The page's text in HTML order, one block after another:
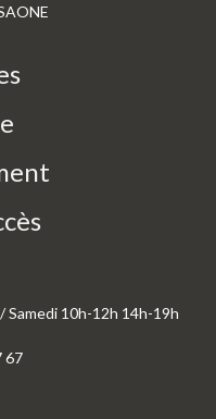
Samedi 10h-12h 14h-19h
67